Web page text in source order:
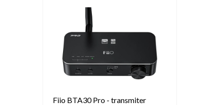
Fiio BTA30 Pro - transmiter